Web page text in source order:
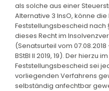
als solche aus einer
Alternative 3 InsO, könne
Feststellungsbescheid nach
dieses Recht im
(Senatsurteil vom 07.08.2018
BStBl II 2019, 19). Der hierzu
Feststellungsbescheid sei
vorliegenden Verfahrens
selbständig anfechtbar